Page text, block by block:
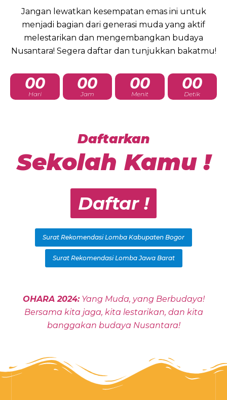
Jangan lewatkan kesempatan emas ini untuk
menjadi bagian dari generasi muda yang aktif
melestarikan dan mengembangkan budaya
Nusantara! Segera daftar dan tunjukkan bakatmu!
00
Hari
00
Jam
00
Menit
00
Detik
Daftarkan
Sekolah Kamu !
Daftar !
Surat Rekomendasi Lomba Kabupaten Bogor
Surat Rekomendasi Lomba Jawa Barat
OHARA 2024:Yang Muda, yang Berbudaya!
Bersama kita jaga, kita lestarikan, dan kita
banggakan budaya Nusantara!